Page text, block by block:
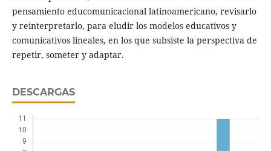
pensamiento educomunicacional latinoamericano, revisarlo
y reinterpretarlo, para eludir los modelos educativos y
comunicativos lineales, en los que subsiste la perspectiva de
repetir, someter y adaptar.
DESCARGAS